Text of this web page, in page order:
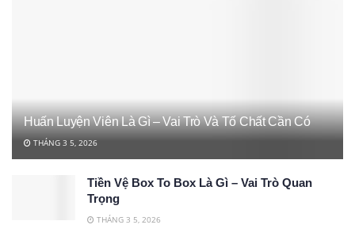
Huấn Luyện Viên Là Gì – Vai Trò Và Tố Chất Cần Có
THÁNG 3 5, 2026
Tiền Vệ Box To Box Là Gì – Vai Trò Quan
Trọng
THÁNG 3 5, 2026